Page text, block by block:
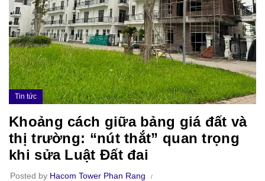
Tin tức
Khoảng cách giữa bảng giá đất và
thị trường: “nút thắt” quan trọng
khi sửa Luật Đất đai
Posted by Hacom Tower Phan Rang